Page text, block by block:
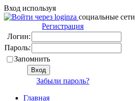
Вход используя
социальные сети
Регистрация
Логин:
Пароль:
Запомнить
Забыли пароль?
Главная